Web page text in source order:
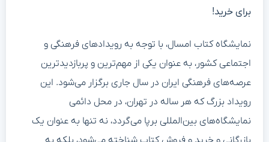
برای خرید!
نمایشگاه کتاب امسال، با توجه به رویدادهای فرهنگی و
اجتماعی کشور، به عنوان یکی از مهم‌ترین و پربازدیدترین
عرصه‌های فرهنگی ایران در سال جاری برگزار می‌شود. این
رویداد بزرگ که هر ساله در تهران، در محل دائمی
نمایشگاه‌های بین‌المللی برپا می‌گردد، نه تنها به عنوان یک